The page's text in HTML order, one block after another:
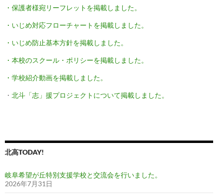
・保護者様宛リーフレットを掲載しました。
・いじめ対応フローチャートを掲載しました。
・いじめ防止基本方針を掲載しました。
・本校のスクール・ポリシーを掲載しました。
・学校紹介動画を掲載しました。
・ 北斗「志」援プロジェクトについて掲載しました。
北高TODAY!
岐阜希望が丘特別支援学校と交流会を行いました。
2026年7月31日